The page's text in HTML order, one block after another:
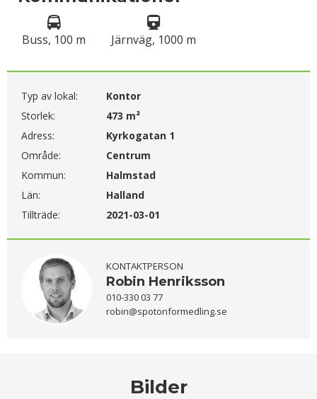
Buss, 100 m Järnväg, 1000 m
Typ av lokal:
Kontor
Storlek:
473 m²
Adress:
Kyrkogatan 1
Område:
Centrum
Kommun:
Halmstad
Län:
Halland
Tillträde:
2021-03-01
KONTAKTPERSON
Robin Henriksson
010-330 03 77
robin@spotonformedling.se
Bilder